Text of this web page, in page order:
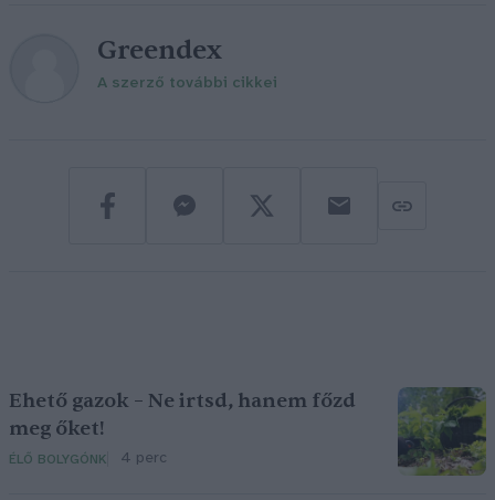
Greendex
A szerző további cikkei
Ehető gazok – Ne irtsd, hanem főzd
meg őket!
ÉLŐ BOLYGÓNK 4 perc